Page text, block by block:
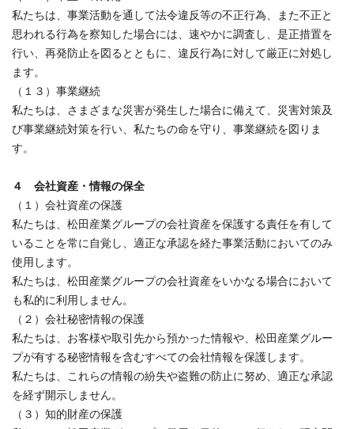
私たちは、事業活動を通して法令違反等の不正行為、また不正と
思われる行為を察知した場合には、速やかに調査し、是正措置を
行い、再発防止を図るとともに、違反行為に対して厳正に対処し
ます。
（１３）事業継続
私たちは、さまざまな災害が発生した場合に備えて、災害対策及
び事業継続対策を行い、私たちの命を守り、事業継続を図りま
す。
４ 会社資産・情報の保全
（１）会社資産の保護
私たちは、松田産業グループの会社資産を保護する責任を有して
いることを常に自覚し、適正な承認を経た事業活動においてのみ
使用します。
私たちは、松田産業グループの会社資産をいかなる場合において
も私的に利用しません。
（２）会社秘密情報の保護
私たちは、お客様や取引先から預かった情報や、松田産業グルー
プが有する秘密情報を含むすべての会社情報を保護します。
私たちは、これらの情報の紛失や盗難の防止に努め、適正な承認
を経ず開示しません。
（３）知的財産の保護